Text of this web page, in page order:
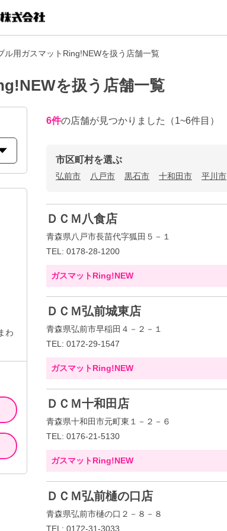
ル用ガスマットRing!NEWを扱う店舗一覧
を扱う店舗一覧
わ
6件の店舗が見つかりました （1~6件目）
市区町村を選ぶ
弘前市 八戸市 黒石市 十和田市 平川市
ＤＣＭ八食店
青森県八戸市長苗代字狐田５－１
TEL: 0178-28-1200
ガスマットRing!NEW
ＤＣＭ弘前城東店
青森県弘前市早稲田４－２－１
TEL: 0172-29-1547
ガスマットRing!NEW
ＤＣＭ十和田店
青森県十和田市元町東１－２－６
TEL: 0176-21-5130
ガスマットRing!NEW
ＤＣＭ弘前樋の口店
青森県弘前市樋の口２－８－８
TEL: 0172-31-3033